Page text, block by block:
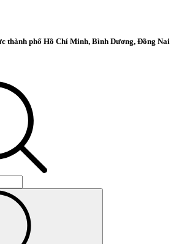
thành phố Hồ Chí Minh, Bình Dương, Đồng Nai